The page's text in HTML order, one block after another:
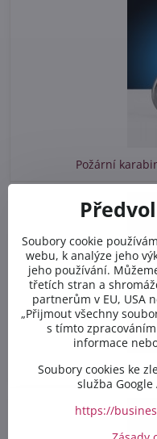
Požární
Řetězový článek
Soubory cookie
webu, k analýze jeho
jeho používání.
třetích stran a
partnerům v EU, USA
„Přijmout všechny
s tímto
informace
Soubory cookies ke
služba
https://